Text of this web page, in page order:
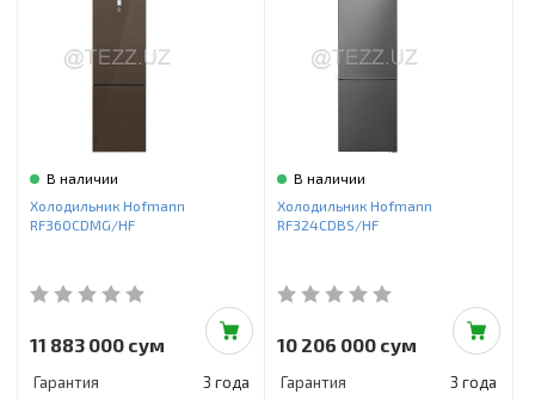
В наличии
Холодильник Hofmann
RF360CDMG/HF
11 883 000 сум
Гарантия 3 года
В наличии
Холодильник Hofmann
RF324CDBS/HF
10 206 000 сум
Гарантия 3 года